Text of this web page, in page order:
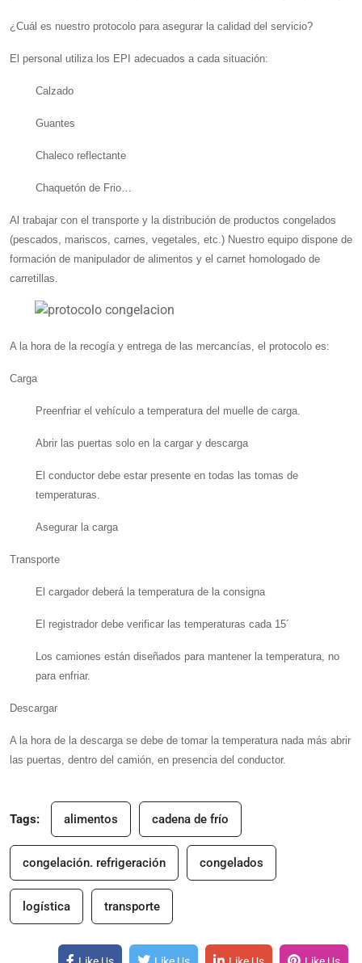
¿Cuál es nuestro protocolo para asegurar la calidad del servicio?
El personal utiliza los EPI adecuados a cada situación:
Calzado
Guantes
Chaleco reflectante
Chaquetón de Frio…
Al trabajar con el transporte y la distribución de productos congelados
(pescados, mariscos, carnes, vegetales, etc.) Nuestro equipo dispone de
formación de manipulador de alimentos y el carnet homologado de
carretillas.
A la hora de la recogía y entrega de las mercancías, el protocolo es:
Carga
Preenfriar el vehículo a temperatura del muelle de carga.
Abrir las puertas solo en la cargar y descarga
El conductor debe estar presente en todas las tomas de
temperaturas.
Asegurar la carga
Transporte
El cargador deberá la temperatura de la consigna
El registrador debe verificar las temperaturas cada 15´
Los camiones están diseñados para mantener la temperatura, no
para enfriar.
Descargar
A la hora de la descarga se debe de tomar la temperatura nada más abrir
las puertas, dentro del camión, en presencia del conductor.
Tags: alimentos cadena de frío
congelación. refrigeración congelados
logística transporte